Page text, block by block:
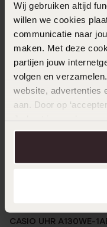
Wij gebruiken altijd
willen we cookies
communicatie naar
maken. Met deze
partijen jouw
volgen en
website, advertenties
aan. Door op
over in ons
CASIO UHR A130WE-